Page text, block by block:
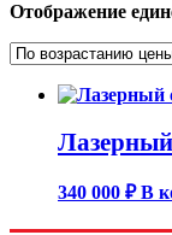
Отображение
340 000 ₽ В